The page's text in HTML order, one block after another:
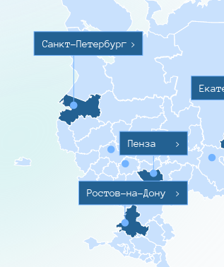
Санкт-Петербург >
Ростов-на-Дону >
Пенза >